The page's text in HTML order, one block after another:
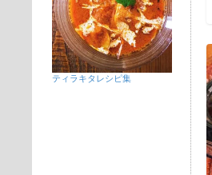
ティラキタレシピ集